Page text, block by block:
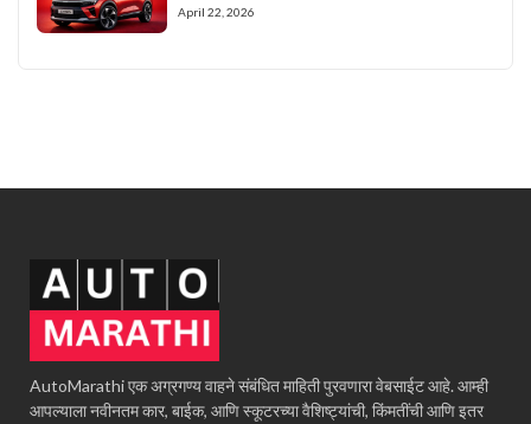
April 22, 2026
AutoMarathi एक अग्रगण्य वाहने संबंधित माहिती पुरवणारा वेबसाईट आहे. आम्ही
आपल्याला नवीनतम कार, बाईक, आणि स्कूटरच्या वैशिष्ट्यांची, किंमतींची आणि इतर